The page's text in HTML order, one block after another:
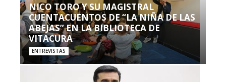
NICO TORO Y SU MAGISTRAL
CUENTACUENTOS DE “LA NIÑA DE LAS
ABEJAS” EN LA BIBLIOTECA DE
VITACURA
ENTREVISTAS